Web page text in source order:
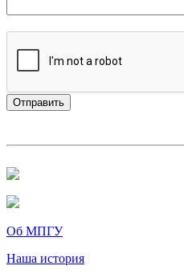
Об МПГУ
Наша история